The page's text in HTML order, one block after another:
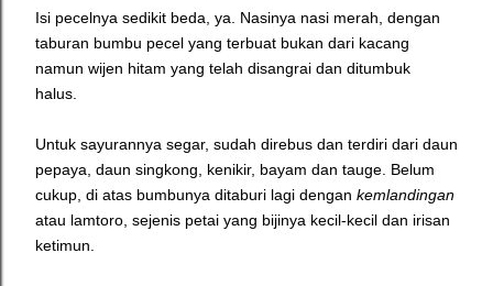
Isi pecelnya sedikit beda, ya. Nasinya nasi merah, dengan
taburan bumbu pecel yang terbuat bukan dari kacang
namun wijen hitam yang telah disangrai dan ditumbuk
halus.
Untuk sayurannya segar, sudah direbus dan terdiri dari daun
pepaya, daun singkong, kenikir, bayam dan tauge. Belum
cukup, di atas bumbunya ditaburi lagi dengan kemlandingan
atau lamtoro, sejenis petai yang bijinya kecil-kecil dan irisan
ketimun.